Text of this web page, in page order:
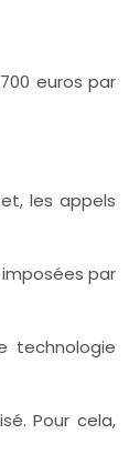
euros par
les appels
par
technologie
Pour cela,